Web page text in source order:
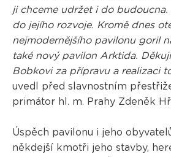
ji chceme udržet i do budoucna.
do jejího rozvoje. Kromě dnes
nejmodernějšího pavilonu goril
také nový pavilon Arktida.
Bobkovi za přípravu a realizaci
uvedl před slavnostním
primátor hl. m. Prahy Zdeněk
Úspěch pavilonu i jeho
někdejší kmotři jeho stavby,